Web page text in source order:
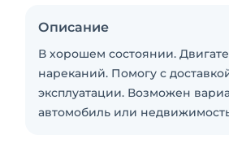
Описание
В хорошем состоянии.
нареканий. Помогу с
эксплуатации. Возможен
автомобиль или